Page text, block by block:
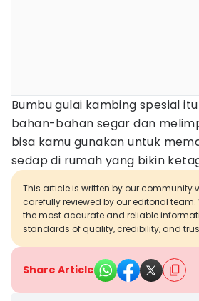
Bumbu gulai kambing spesial
bahan-bahan segar dan
bisa kamu gunakan untuk
sedap di rumah yang bikin
This article is written by our community
carefully reviewed by our editorial team.
the most accurate and reliable
standards of quality, credibility, and
Share Article